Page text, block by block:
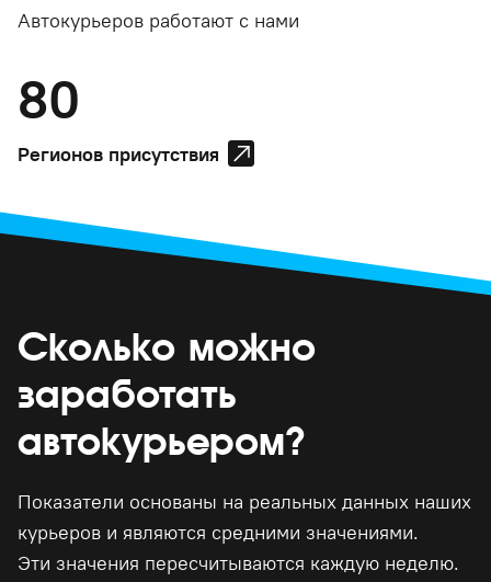
Автокурьеров работают с нами
80
Регионов присутствия
Сколько можно
заработать
автокурьером?
Показатели основаны на реальных данных наших
курьеров и являются средними значениями.
Эти значения пересчитываются каждую неделю.